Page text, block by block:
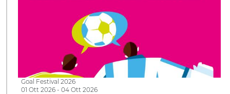
Goal Festival 2026
01 Ott 2026 - 04 Ott 2026